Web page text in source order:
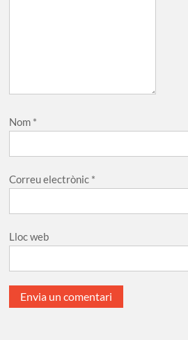
Nom *
Correu electrònic *
Lloc web